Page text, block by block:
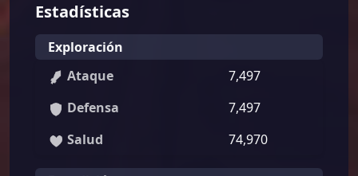
Estadísticas
Exploración
Ataque
7,497
Defensa
7,497
Salud
74,970